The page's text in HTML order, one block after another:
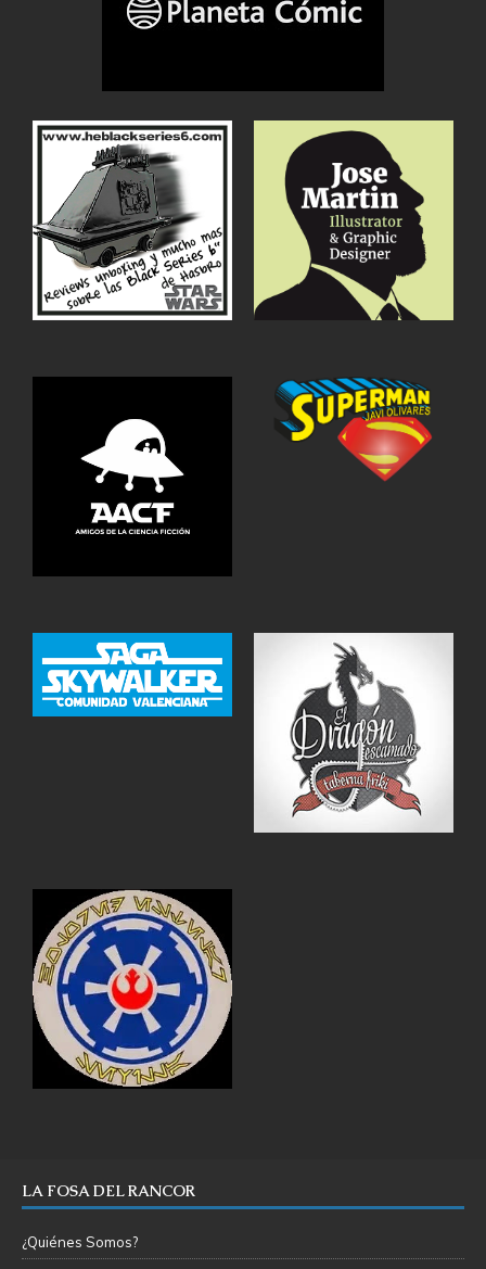
LA FOSA DEL RANCOR
¿Quiénes Somos?